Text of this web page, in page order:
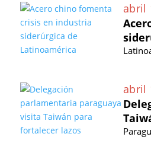
abril
abril